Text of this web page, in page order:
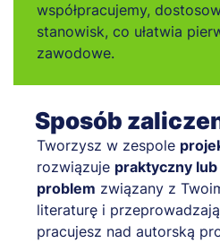
współpracujemy,
stanowisk, co ułatwia
zawodowe.
Sposób
Tworzysz w zespole
rozwiązuje praktyczny
problem związany z
literaturę i
pracujesz nad autorską